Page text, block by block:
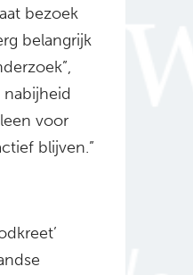
bezoek
belangrijk
nabijheid
voor
blijven.”